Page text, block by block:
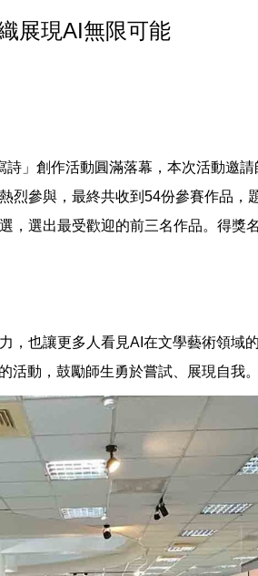
展現AI無限可能
」創作活動圓滿落幕，本次活動邀
參與，最終共收到54份參賽作品，
，選出最受歡迎的前三名作品。得獎
，也讓更多人看見AI在文學藝術領
動，鼓勵師生勇於嘗試、展現自我。